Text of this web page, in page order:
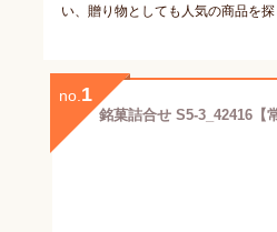
い、贈り物としても人気の商品を
no. 1